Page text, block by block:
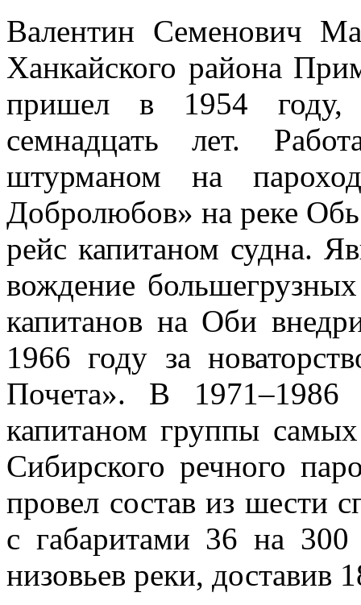
Валентин Семенович
Ханкайского района
пришел в 1954 году,
семнадцать лет.
штурманом на
Добролюбов» на реке
рейс капитаном судна.
вождение
капитанов на Оби
1966 году за
Почета». В 1971–1986
капитаном группы
Сибирского речного
провел состав из шести
с габаритами 36 на
низовьев реки, доставив